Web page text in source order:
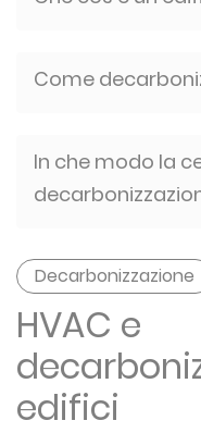
Come
In che modo la
Decarbonizzazione
HVAC e
edifici